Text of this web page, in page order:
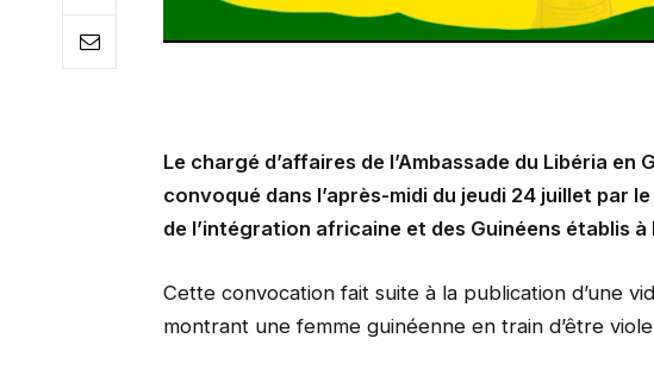
Le chargé d’affaires de l’Ambassade du Libéria en
convoqué dans l’après-midi du jeudi 24 juillet par
de l’intégration africaine et des Guinéens établis
Cette convocation fait suite à la publication d’une
montrant une femme guinéenne en train d’être